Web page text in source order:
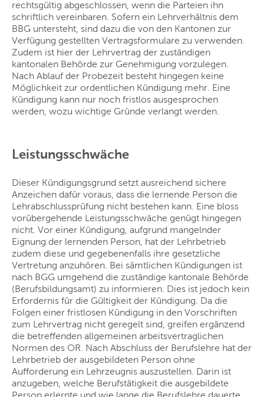
rechtsgültig abgeschlossen, wenn die Parteien ihn
schriftlich vereinbaren. Sofern ein Lehrverhältnis dem
BBG untersteht, sind dazu die von den Kantonen zur
Verfügung gestellten Vertragsformulare zu verwenden.
Zudem ist hier der Lehrvertrag der zuständigen
kantonalen Behörde zur Genehmigung vorzulegen.
Nach Ablauf der Probezeit besteht hingegen keine
Möglichkeit zur ordentlichen Kündigung mehr. Eine
Kündigung kann nur noch fristlos ausgesprochen
werden, wozu wichtige Gründe verlangt werden.
Leistungsschwäche
Dieser Kündigungsgrund setzt ausreichend sichere
Anzeichen dafür voraus, dass die lernende Person die
Lehrabschlussprüfung nicht bestehen kann. Eine bloss
vorübergehende Leistungsschwäche genügt hingegen
nicht. Vor einer Kündigung, aufgrund mangelnder
Eignung der lernenden Person, hat der Lehrbetrieb
zudem diese und gegebenenfalls ihre gesetzliche
Vertretung anzuhören. Bei sämtlichen Kündigungen ist
nach BGG umgehend die zuständige kantonale Behörde
(Berufsbildungsamt) zu informieren. Dies ist jedoch kein
Erfordernis für die Gültigkeit der Kündigung. Da die
Folgen einer fristlosen Kündigung in den Vorschriften
zum Lehrvertrag nicht geregelt sind, greifen ergänzend
die betreffenden allgemeinen arbeitsvertraglichen
Normen des OR. Nach Abschluss der Berufslehre hat der
Lehrbetrieb der ausgebildeten Person ohne
Aufforderung ein Lehrzeugnis auszustellen. Darin ist
anzugeben, welche Berufstätigkeit die ausgebildete
Person erlernte und wie lange die Berufslehre dauerte.